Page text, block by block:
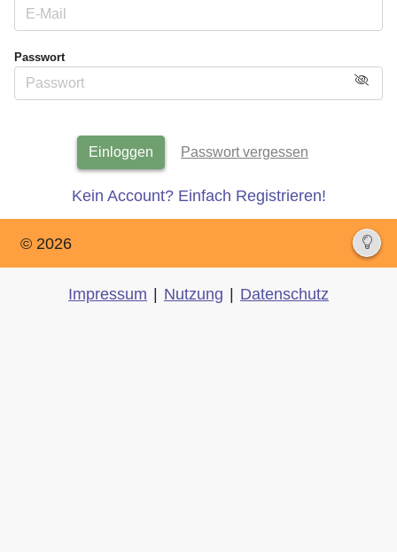
Dictionary
Forum
Englisch
Passwort
Einloggen Passwort vergessen
Kein Account? Einfach Registrieren!
© 2026
Impressum Nutzung Datenschutz